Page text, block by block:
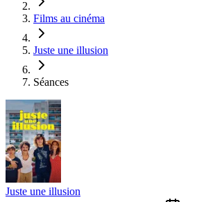
Films au cinéma
Juste une illusion
Séances
Juste une illusion